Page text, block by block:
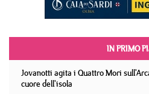
IN PRIMO
Jovanotti agita i Quattro Mori
cuore dell'isola